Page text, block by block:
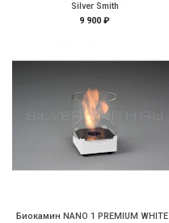
Silver Smith
9 900 ₽
Биокамин NANO 1 PREMIUM WHITE |